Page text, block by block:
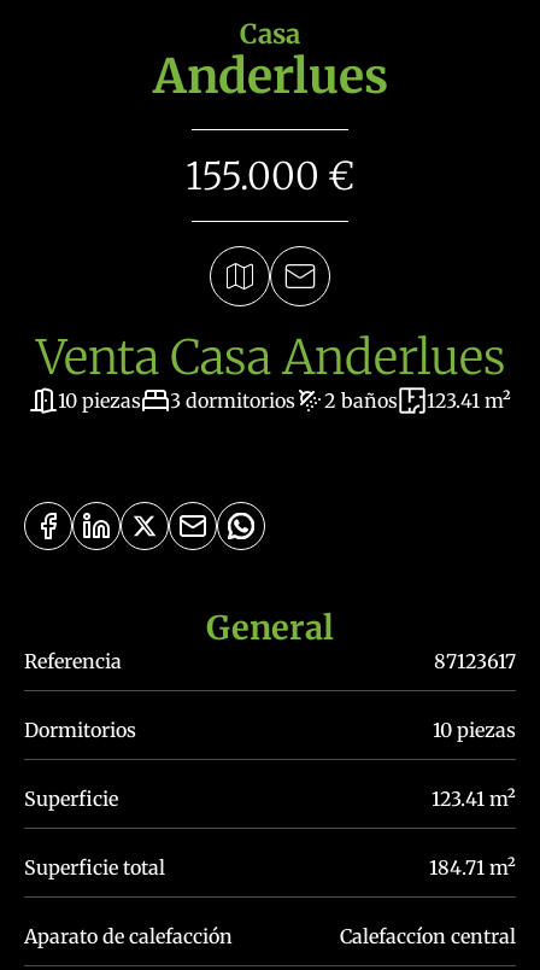
Casa
Anderlues
155.000 €
Venta Casa Anderlues
10 piezas 3 dormitorios 2 baños 123.41 m²
General
Referencia 87123617
Dormitorios 10 piezas
Superficie 123.41 m²
Superficie total 184.71 m²
Aparato de calefacción Calefaccíon central